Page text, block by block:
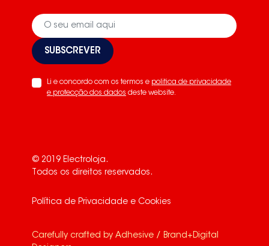
SUBSCREVER
Li e concordo com os termos e politica de privacidade
e protecção dos dados deste website.
© 2019 Electroloja.
Todos os direitos reservados.
Política de Privacidade e Cookies
Carefully crafted byAdhesive / Brand+Digital